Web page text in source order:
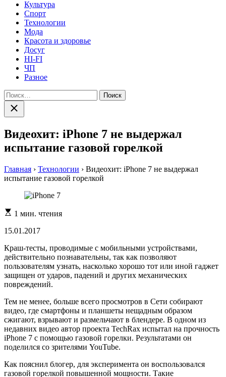
Культура
Спорт
Технологии
Мода
Красота и здоровье
Досуг
HI-FI
ЧП
Разное
Найти:
Закрыть
поиск
Видеохит: iPhone 7 не выдержал
испытание газовой горелкой
Главная › Технологии › Видеохит: iPhone 7 не выдержал
испытание газовой горелкой
Расчетное
чтения
1 мин. чтения
15.01.2017
Краш-тесты, проводимые с мобильными устройствами,
действительно познавательны, так как позволяют
пользователям узнать, насколько хорошо тот или иной гаджет
защищен от ударов, падений и других механических
повреждений.
Тем не менее, больше всего просмотров в Сети собирают
видео, где смартфоны и планшеты нещадным образом
сжигают, взрывают и размельчают в блендере. В одном из
недавних видео автор проекта TechRax испытал на прочность
iPhone 7 с помощью газовой горелки. Результатами он
поделился со зрителями YouTube.
Как пояснил блогер, для эксперимента он воспользовался
газовой горелкой повышенной мощности. Такие